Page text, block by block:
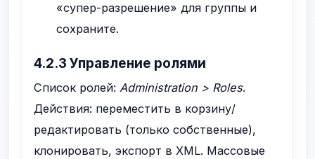
«супер-разрешение» для группы и
сохраните.
4.2.3 Управление ролями
Список ролей:Administration > Roles.
Действия: переместить в корзину/
редактировать (только собственные),
клонировать, экспорт в XML. Массовые